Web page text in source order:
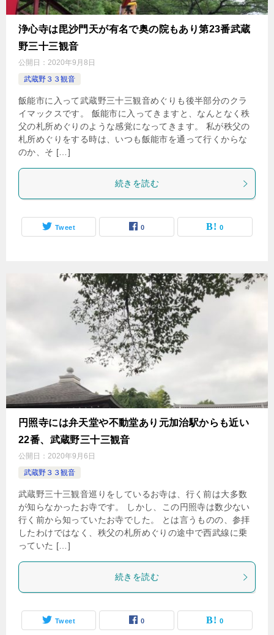
浄心寺は毘沙門天が有名で奥の院もあり第23番武蔵
野三十三観音
公開日： 2020年9月8日
武蔵野３３観音
飯能市に入って武蔵野三十三観音めぐりも後半部分のクラ
イマックスです。 飯能市に入ってきますと、なんとなく秩
父の札所めぐりのような感覚になってきます。 私が秩父の
札所めぐりをする時は、いつも飯能市を通って行くからな
のか、そ […]
続きを読む
Tweet 0 0
円照寺には弁天堂や不動堂あり元加治駅からも近い
22番、武蔵野三十三観音
公開日： 2020年9月6日
武蔵野３３観音
武蔵野三十三観音巡りをしているお寺は、行く前は大多数
が知らなかったお寺です。 しかし、この円照寺は数少ない
行く前から知っていたお寺でした。 とは言うものの、参拝
したわけではなく、秩父の札所めぐりの途中で西武線に乗
っていた […]
続きを読む
Tweet 0 0